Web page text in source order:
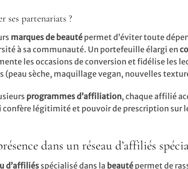
ses partenariats ?
marques de beauté permet d’éviter toute
à sa communauté. Un portefeuille élargi en
les occasions de conversion et fidélise les
(peau sèche, maquillage vegan, nouvelles
programmes d’affiliation, chaque affilié
confère légitimité et pouvoir de prescription sur
dans un réseau d’affiliés
d’affiliés spécialisé dans la beauté permet de